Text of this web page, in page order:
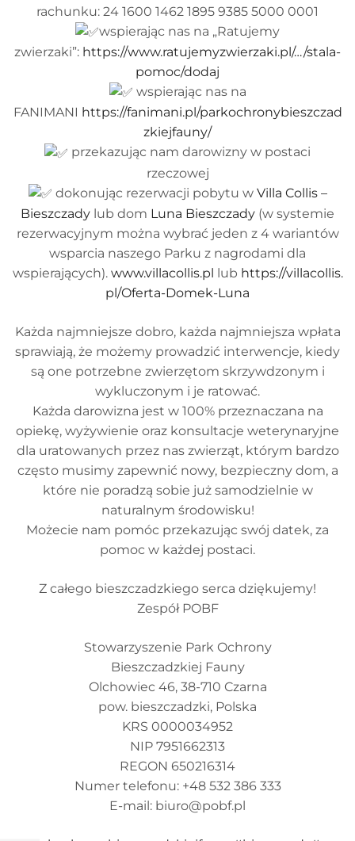
rachunku: 24 1600 1462 1895 9385 5000 0001
wspierając nas na „Ratujemy
zwierzaki”: https://www.ratujemyzwierzaki.pl/…/stala-
pomoc/dodaj
wspierając nas na
FANIMANI https://fanimani.pl/parkochronybieszczad
zkiejfauny/
przekazując nam darowizny w postaci
rzeczowej
dokonując rezerwacji pobytu w Villa Collis –
Bieszczady lub dom Luna Bieszczady (w systemie
rezerwacyjnym można wybrać jeden z 4 wariantów
wsparcia naszego Parku z nagrodami dla
wspierających). www.villacollis.pl lub https://villacollis.
pl/Oferta-Domek-Luna
Każda najmniejsze dobro, każda najmniejsza wpłata
sprawiają, że możemy prowadzić interwencje, kiedy
są one potrzebne zwierzętom skrzywdzonym i
wykluczonym i je ratować.
Każda darowizna jest w 100% przeznaczana na
opiekę, wyżywienie oraz konsultacje weterynaryjne
dla uratowanych przez nas zwierząt, którym bardzo
często musimy zapewnić nowy, bezpieczny dom, a
które nie poradzą sobie już samodzielnie w
naturalnym środowisku!
Możecie nam pomóc przekazując swój datek, za
pomoc w każdej postaci.
Z całego bieszczadzkiego serca dziękujemy!
Zespół POBF
Stowarzyszenie Park Ochrony
Bieszczadzkiej Fauny
Olchowiec 46, 38-710 Czarna
pow. bieszczadzki, Polska
KRS 0000034952
NIP 7951662313
REGON 650216314
Numer telefonu: +48 532 386 333
E-mail: biuro@pobf.pl